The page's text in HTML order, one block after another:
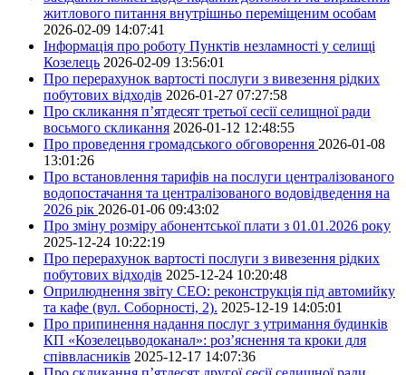
житлового питання внутрішньо переміщеним особам
2026-02-09 14:07:41
Інформація про роботу Пунктів незламності у селищі
Козелець 2026-02-09 13:56:01
Про перерахунок вартості послуги з вивезення рідких
побутових відходів 2026-01-27 07:27:58
Про скликання п’ятдесят третьої сесії селищної ради
восьмого скликання 2026-01-12 12:48:55
Про проведення громадського обговорення 2026-01-08
13:01:26
Про встановлення тарифів на послуги централізованого
водопостачання та централізованого водовідведення на
2026 рік 2026-01-06 09:43:02
Про зміну розміру абонентської плати з 01.01.2026 року
2025-12-24 10:22:19
Про перерахунок вартості послуги з вивезення рідких
побутових відходів 2025-12-24 10:20:48
Оприлюднення звіту СЕО: реконструкція під автомийку
та кафе (вул. Соборності, 2). 2025-12-19 14:05:01
Про припинення надання послуг з утримання будинків
КП «Козелецьводоканал»: роз’яснення та кроки для
співвласників 2025-12-17 14:07:36